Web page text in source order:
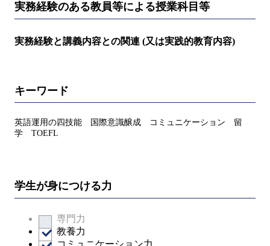
実務経験のある教員等による授業科目等
実務経験と講義内容との関連 (又は実践的教育内容)
キーワード
英語運用の四技能 国際意識醸成 コミュニケーション 留
学 TOEFL
学生が身につける力
専門力
教養力
コミュニケーション力